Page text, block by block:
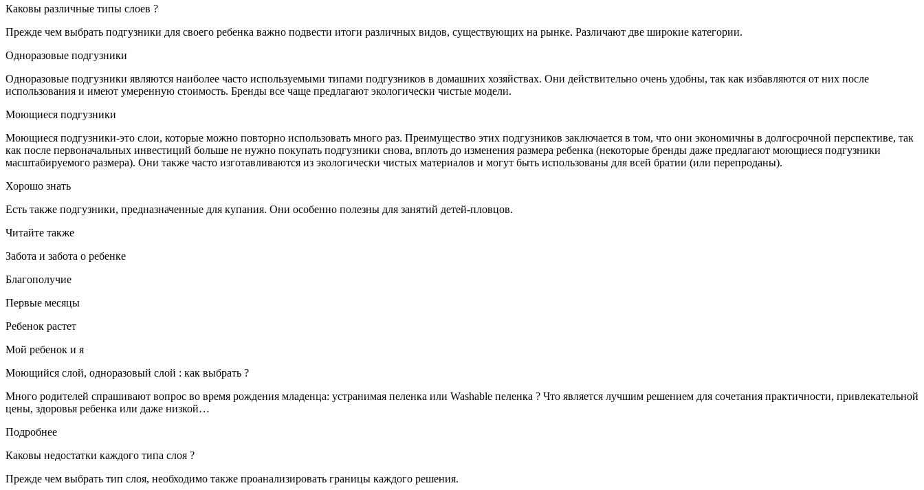
Каковы различные типы слоев ?
Прежде чем выбрать подгузники для своего ребенка важно подвести итоги различных видов, существующих на рынке. Различают две широкие категории.
Одноразовые подгузники
Одноразовые подгузники являются наиболее часто используемыми типами подгузников в домашних хозяйствах. Они действительно очень удобны, так как избавляются от них после
использования и имеют умеренную стоимость. Бренды все чаще предлагают экологически чистые модели.
Моющиеся подгузники
Моющиеся подгузники-это слои, которые можно повторно использовать много раз. Преимущество этих подгузников заключается в том, что они экономичны в долгосрочной перспективе, так
как после первоначальных инвестиций больше не нужно покупать подгузники снова, вплоть до изменения размера ребенка (некоторые бренды даже предлагают моющиеся подгузники
масштабируемого размера). Они также часто изготавливаются из экологически чистых материалов и могут быть использованы для всей братии (или перепроданы).
Хорошо знать
Есть также подгузники, предназначенные для купания. Они особенно полезны для занятий детей-пловцов.
Читайте также
Забота и забота о ребенке
Благополучие
Первые месяцы
Ребенок растет
Мой ребенок и я
Моющийся слой, одноразовый слой : как выбрать ?
Много родителей спрашивают вопрос во время рождения младенца: устранимая пеленка или Washable пеленка ? Что является лучшим решением для сочетания практичности, привлекательной
цены, здоровья ребенка или даже низкой…
Подробнее
Каковы недостатки каждого типа слоя ?
Прежде чем выбрать тип слоя, необходимо также проанализировать границы каждого решения.